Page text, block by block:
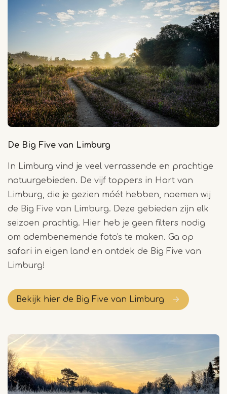
De Big Five van Limburg
In Limburg vind je veel verrassende en prachtige
natuurgebieden. De vijf toppers in Hart van
Limburg, die je gezien móét hebben, noemen wij
de Big Five van Limburg. Deze gebieden zijn elk
seizoen prachtig. Hier heb je geen filters nodig
om adembenemende foto's te maken. Ga op
safari in eigen land en ontdek de Big Five van
Limburg!
Bekijk hier de Big Five van Limburg